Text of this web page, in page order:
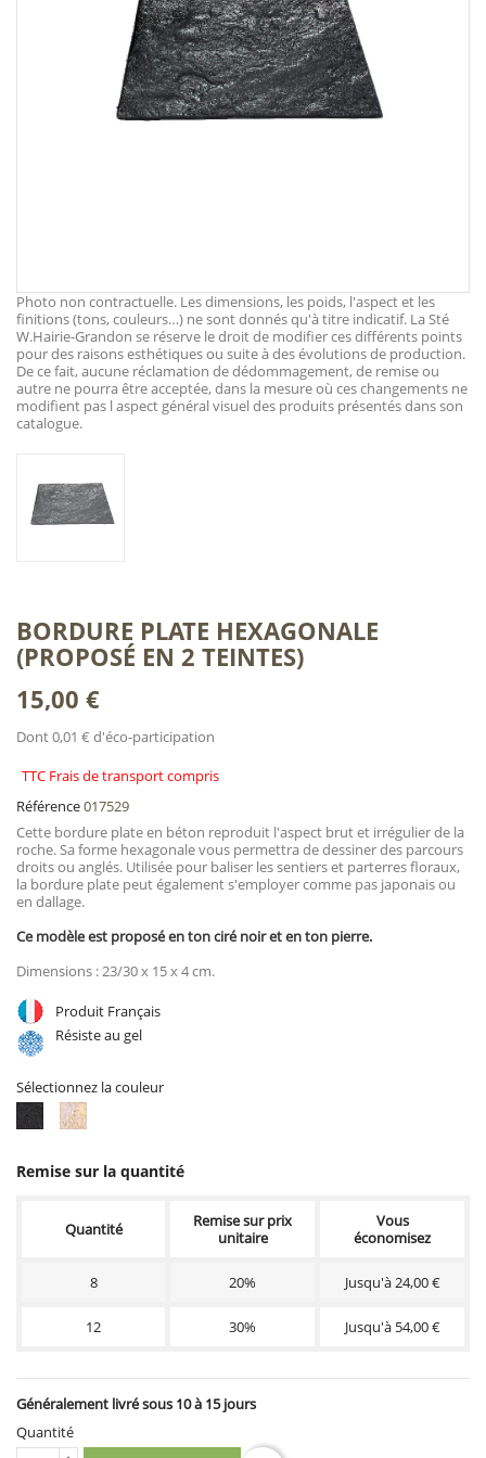
Photo non contractuelle. Les dimensions, les poids, l'aspect et les
finitions (tons, couleurs…) ne sont donnés qu'à titre indicatif. La Sté
W.Hairie-Grandon se réserve le droit de modifier ces différents points
pour des raisons esthétiques ou suite à des évolutions de production.
De ce fait, aucune réclamation de dédommagement, de remise ou
autre ne pourra être acceptée, dans la mesure où ces changements ne
modifient pas l aspect général visuel des produits présentés dans son
catalogue.
BORDURE PLATE HEXAGONALE
(PROPOSÉ EN 2 TEINTES)
15,00 €
Dont 0,01 € d'éco-participation
TTC Frais de transport compris
Référence017529
Cette bordure plate en béton reproduit l'aspect brut et irrégulier de la
roche. Sa forme hexagonale vous permettra de dessiner des parcours
droits ou anglés. Utilisée pour baliser les sentiers et parterres floraux,
la bordure plate peut également s'employer comme pas japonais ou
en dallage.
Ce modèle est proposé en ton ciré noir et en ton pierre.
Dimensions : 23/30 x 15 x 4 cm.
Produit Français
Résiste au gel
Sélectionnez la couleur
ton
ciré
Ton
pierre
Remise sur la quantité
Quantité
Remise sur prix
unitaire
Vous
économisez
8 20% Jusqu'à 24,00 €
12 30% Jusqu'à 54,00 €
Généralement livré sous 10 à 15 jours
Quantité